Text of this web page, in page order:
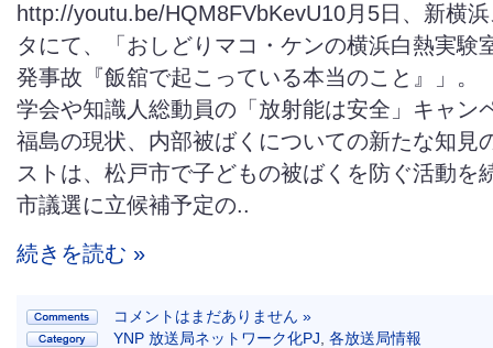
http://youtu.be/HQM8FVbKevU10月5日、新横
タにて、「おしどりマコ・ケンの横浜白熱実験
発事故『飯舘で起こっている本当のこと』」
学会や知識人総動員の「放射能は安全」キャン
福島の現状、内部被ばくについての新たな知見
ストは、松戸市で子どもの被ばくを防ぐ活動を
市議選に立候補予定の..
続きを読む »
コメントはまだありません »
YNP 放送局ネットワーク化PJ 各放送局情報